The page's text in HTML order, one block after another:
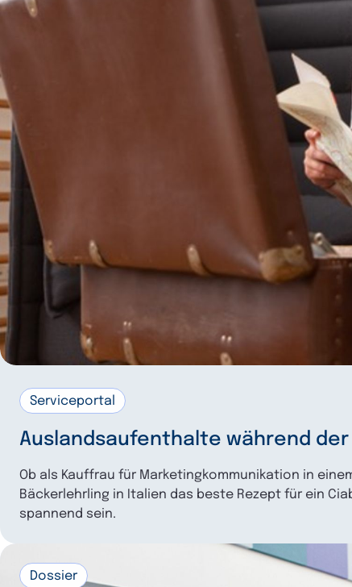
Serviceportal
Auslandsaufenthalte während der
Ob als Kauffrau für Marketingkommunikation in
Bäckerlehrling in Italien das beste Rezept für ein
spannend sein.
Dossier